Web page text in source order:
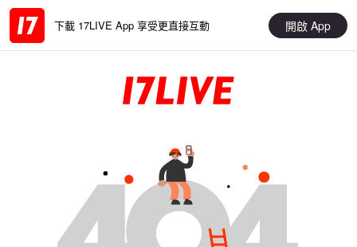
下載 17LIVE App 享受更直接互動 開啟 App